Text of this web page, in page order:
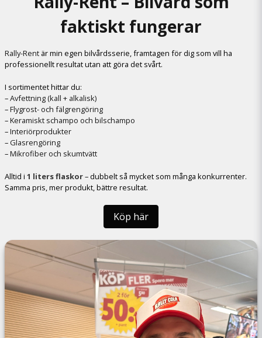
faktiskt fungerar
Rally-Rent är min egen bilvårdsserie, framtagen för dig som vill ha
professionellt resultat utan att göra det svårt.
I sortimentet hittar du:
–Avfettning (kall + alkalisk)
–Flygrost- och fälgrengöring
–Keramiskt schampo och bilschampo
–Interiörprodukter
– Glasrengöring
–Mikrofiber och skumtvätt
Alltid i 1 liters flaskor– dubbelt så mycket som många konkurrenter.
Samma pris, mer produkt, bättre resultat.
Köp här